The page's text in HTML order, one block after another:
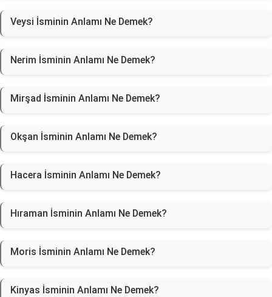
Veysi İsminin Anlamı Ne Demek?
Nerim İsminin Anlamı Ne Demek?
Mirşad İsminin Anlamı Ne Demek?
Okşan İsminin Anlamı Ne Demek?
Hacera İsminin Anlamı Ne Demek?
Hıraman İsminin Anlamı Ne Demek?
Moris İsminin Anlamı Ne Demek?
Kinyas İsminin Anlamı Ne Demek?